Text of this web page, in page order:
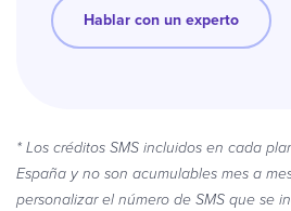
Hablar con un experto
* Los créditos SMS incluidos en cada
España y no son acumulables mes a
personalizar el número de SMS que se